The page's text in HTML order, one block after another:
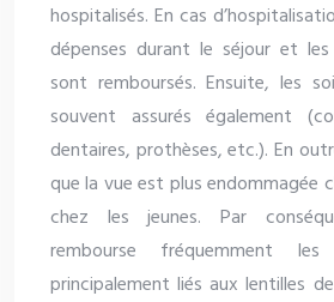
hospitalisés. En cas
dépenses durant le séjour et
sont remboursés. Ensuite, les
souvent assurés également
dentaires, prothèses, etc.). En
que la vue est plus endommagée
chez les jeunes. Par
rembourse fréquemment les
principalement liés aux lentilles